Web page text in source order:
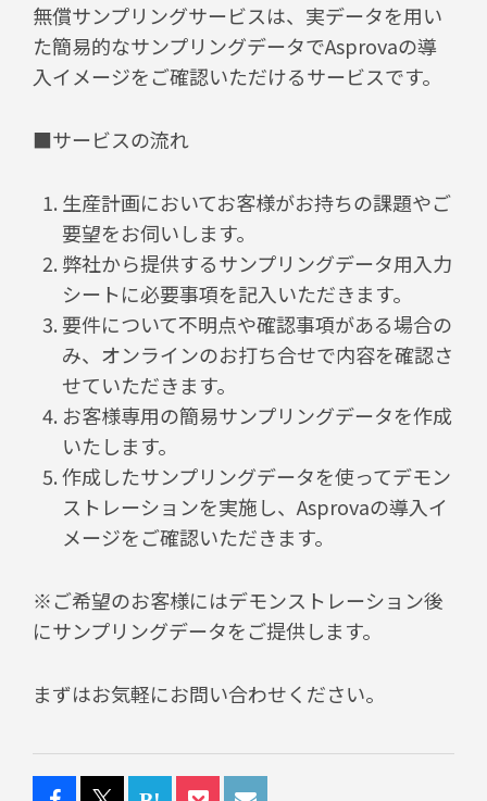
無償サンプリングサービスは、実データを用い
た簡易的なサンプリングデータでAsprovaの導
入イメージをご確認いただけるサービスです。
■サービスの流れ
生産計画においてお客様がお持ちの課題やご
要望をお伺いします。
弊社から提供するサンプリングデータ用入力
シートに必要事項を記入いただきます。
要件について不明点や確認事項がある場合の
み、オンラインのお打ち合せで内容を確認さ
せていただきます。
お客様専用の簡易サンプリングデータを作成
いたします。
作成したサンプリングデータを使ってデモン
ストレーションを実施し、Asprovaの導入イ
メージをご確認いただきます。
※ご希望のお客様にはデモンストレーション後
にサンプリングデータをご提供します。
まずはお気軽にお問い合わせください。